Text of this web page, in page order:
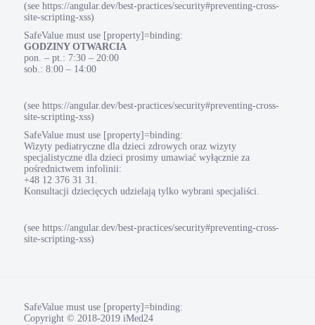
(see https://angular.dev/best-practices/security#preventing-cross-
site-scripting-xss)
SafeValue must use [property]=binding:
GODZINY OTWARCIA
pon. – pt.: 7:30 – 20:00
sob.: 8:00 – 14:00
(see https://angular.dev/best-practices/security#preventing-cross-
site-scripting-xss)
SafeValue must use [property]=binding:
Wizyty pediatryczne dla dzieci zdrowych oraz wizyty
specjalistyczne dla dzieci prosimy umawiać wyłącznie za
pośrednictwem infolinii:
+48 12 376 31 31.
Konsultacji dziecięcych udzielają tylko wybrani specjaliści.
(see https://angular.dev/best-practices/security#preventing-cross-
site-scripting-xss)
SafeValue must use [property]=binding:
Copyright © 2018-2019 iMed24